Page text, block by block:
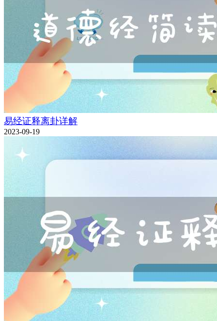
易经证释离卦详解
2023-09-19